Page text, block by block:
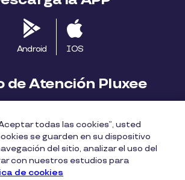
Android IOS
de Atención Pluxee
Centro de reclamos
todas las cookies”, usted
se guarden en su dispositivo
del sitio, analizar el uso del
con nuestros estudios para
de cookies